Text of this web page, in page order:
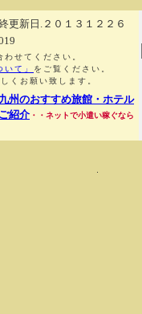
更新日.２０１３１２２６
せてください。
いて」 をご覧ください。
くお願い致します。
州のおすすめ旅館・ホテル
紹介 ・・ネットで小遣い稼ぐなら